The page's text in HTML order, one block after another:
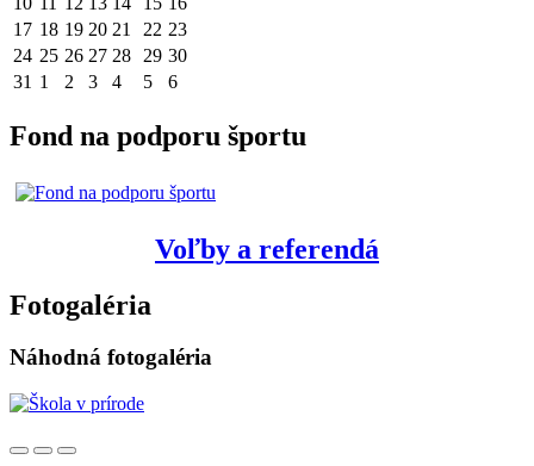
17 18 19 20 21 22 23
24 25 26 27 28 29 30
31 1 2 3 4 5 6
Fond na podporu športu
Voľby a referendá
Fotogaléria
Náhodná fotogaléria